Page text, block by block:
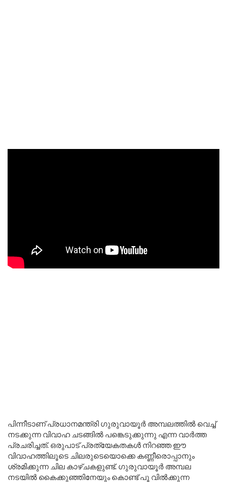
പിന്നീടാണ് പ്രധാനമന്ത്രി ഗുരുവായൂർ അമ്പലത്തിൽ വെച്ച്
നടക്കുന്ന വിവാഹ ചടങ്ങിൽ പങ്കെടുക്കുന്നു എന്ന വാർത്ത
പ്രചരിച്ചത്. ഒരുപാട് പ്രത്യേകതകൾ നിറഞ്ഞ ഈ
വിവാഹത്തിലൂടെ ചിലരുടെയൊക്കെ കണ്ണീരൊപ്പാനും
ശ്രമിക്കുന്ന ചില കാഴ്ചകളുണ്ട്. ഗുരുവായൂർ അമ്പല
നടയിൽ കൈക്കുഞ്ഞിനേയും കൊണ്ട് പൂ വിൽക്കുന്ന